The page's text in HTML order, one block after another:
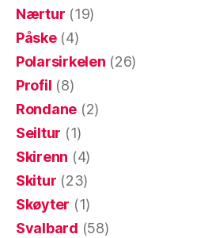
Nærtur (19)
Påske(4)
Polarsirkelen (26)
Profil (8)
Rondane (2)
Seiltur (1)
Skirenn (4)
Skitur (23)
Skøyter (1)
Svalbard (58)